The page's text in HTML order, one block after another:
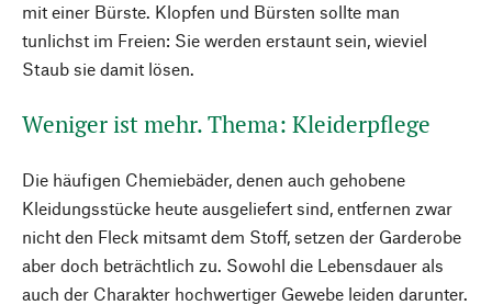
mit einer Bürste. Klopfen und Bürsten sollte man
tunlichst im Freien: Sie werden erstaunt sein, wieviel
Staub sie damit lösen.
Weniger ist mehr. Thema: Kleiderpflege
Die häufigen Chemiebäder, denen auch gehobene
Kleidungsstücke heute ausgeliefert sind, entfernen zwar
nicht den Fleck mitsamt dem Stoff, setzen der Garderobe
aber doch beträchtlich zu. Sowohl die Lebensdauer als
auch der Charakter hochwertiger Gewebe leiden darunter.